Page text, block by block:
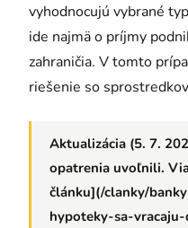
vyhodnocujú vybrané
ide najmä o príjmy
zahraničia. V tomto
riešenie so
Aktualizácia (5. 7.
opatrenia uvoľnili.
článku](/clanky/
hypoteky-sa-